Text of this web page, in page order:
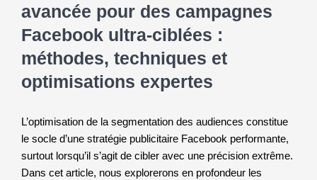
avancée pour des campagnes
Facebook ultra-ciblées :
méthodes, techniques et
optimisations expertes
L’optimisation de la segmentation des audiences constitue
le socle d’une stratégie publicitaire Facebook performante,
surtout lorsqu’il s’agit de cibler avec une précision extrême.
Dans cet article, nous explorerons en profondeur les